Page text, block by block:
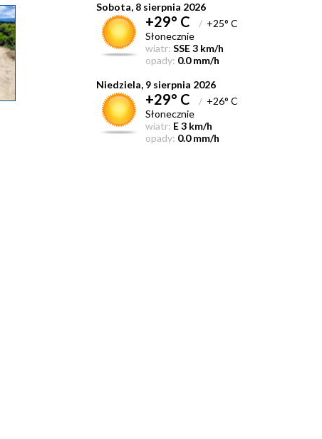
Sobota, 8 sierpnia 2026
+29° C / +25° C
Słonecznie
wiatr: SSE 3 km/h
opady: 0.0 mm/h
Niedziela, 9 sierpnia 2026
+29° C / +26° C
Słonecznie
wiatr: E 3 km/h
opady: 0.0 mm/h